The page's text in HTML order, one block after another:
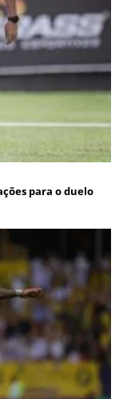
para o duelo